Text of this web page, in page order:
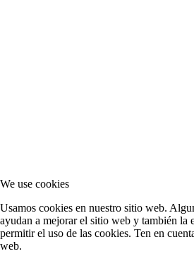
We use cookies
Usamos cookies en nuestro sitio web.
ayudan a mejorar el sitio web y también la
permitir el uso de las cookies. Ten en
web.